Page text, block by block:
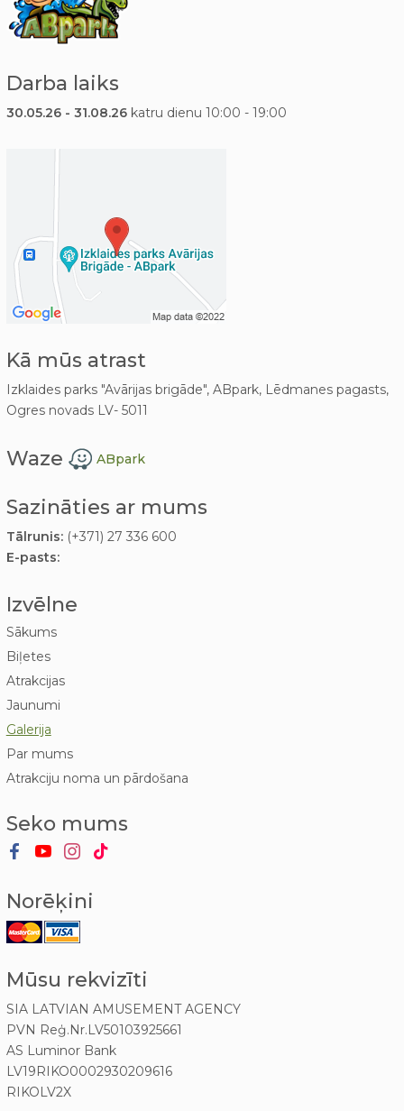
Darba laiks
30.05.26 - 31.08.26 katru dienu 10:00 - 19:00
Kā mūs atrast
Izklaides parks "Avārijas brigāde", ABpark, Lēdmanes pagasts,
Ogres novads LV- 5011
Waze ABpark
Sazināties ar mums
Tālrunis:(+371) 27 336 600
E-pasts:
Izvēlne
Sākums
Biļetes
Atrakcijas
Jaunumi
Galerija
Par mums
Atrakciju noma un pārdošana
Seko mums
Norēķini
Mūsu rekvizīti
SIA LATVIAN AMUSEMENT AGENCY
PVN Reģ.Nr.LV50103925661
AS Luminor Bank
LV19RIKO0002930209616
RIKOLV2X